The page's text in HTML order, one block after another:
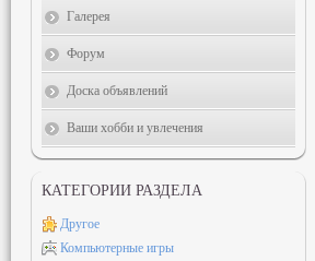
Галерея
Форум
Доска объявлений
Ваши хобби и увлечения
КАТЕГОРИИ РАЗДЕЛА
Другое
Компьютерные игры